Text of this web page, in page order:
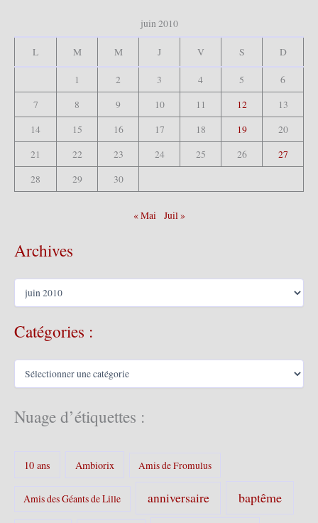
juin 2010
L M M J V S D
1 2 3 4 5
6
7
8 9 10 11 12
13
14
15 16 17 18 19
20
21
22 23 24 25 26
27
28
29 30
« Mai Juil »
Archives
A
h
s
Catégories :
C
é
g
Nuage d’étiquettes :
10 ans Ambiorix Amis de Fromulus
Amis des Géants de Lille anniversaire baptême